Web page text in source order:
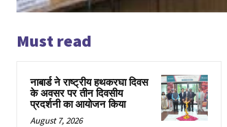
Must read
नाबार्ड ने राष्ट्रीय हथकरघा दिवस
के अवसर पर तीन दिवसीय
प्रदर्शनी का आयोजन किया
August 7, 2026